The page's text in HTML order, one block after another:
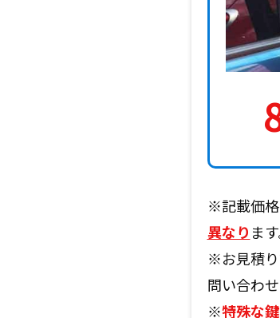
※記載価格
異なり ます
※お見積り
問い合わ
※特殊な